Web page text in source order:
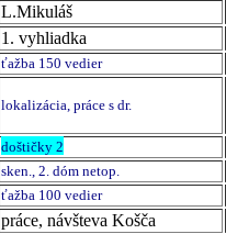
L.Mikuláš
1. vyhliadka
ťažba 150 vedier
lokalizácia, práce s dr.
doštičky 2
sken., 2. dóm netop.
ťažba 100 vedier
práce, návšteva Košča